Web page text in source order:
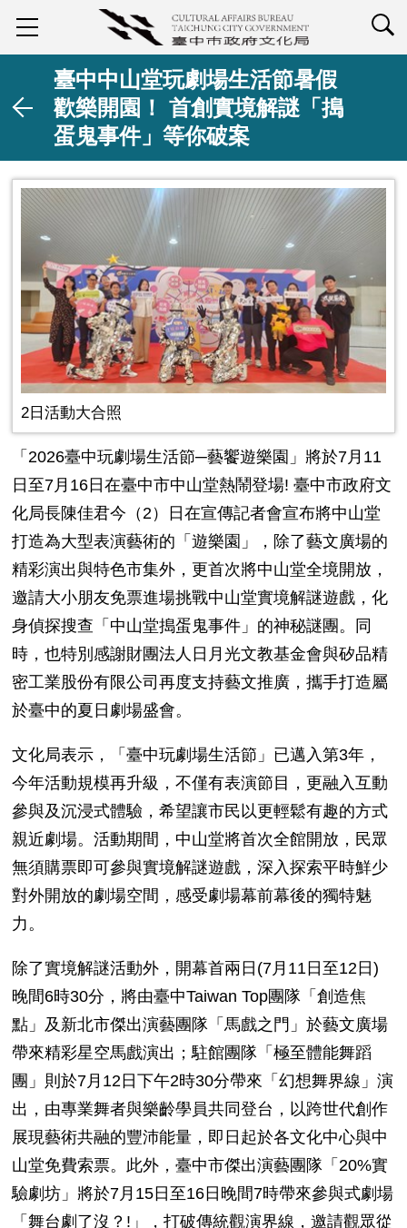
臺中中山堂玩劇場生活節暑假
歡樂開園！ 首創實境解謎「搗
蛋鬼事件」等你破案
2日活動大合照
「2026臺中玩劇場生活節─藝饗遊樂園」將於7月 11
日至7月 16日在臺中市中山堂熱鬧登場!臺中市政府文
化局長陳佳君今（2）日在宣傳記者會宣布將中山堂
打造為大型表演藝術的「遊樂園」，除了藝文廣場的
精彩演出與特色市集外，更首次將中山堂全境開放，
邀請大小朋友免票進場挑戰中山堂實境解謎遊戲，化
身偵探搜查「中山堂搗蛋鬼事件」的神秘謎團。同
時，也特別感謝財團法人日月光文教基金會與矽品精
密工業股份有限公司再度支持藝文推廣，攜手打造屬
於臺中的夏日劇場盛會。
文化局表示，「臺中玩劇場生活節」已邁入第3年，
今年活動規模再升級，不僅有表演節目，更融入互動
參與及沉浸式體驗，希望讓市民以更輕鬆有趣的方式
親近劇場。活動期間，中山堂將首次全館開放，民眾
無須購票即可參與實境解謎遊戲，深入探索平時鮮少
對外開放的劇場空間，感受劇場幕前幕後的獨特魅
力。
除了實境解謎活動外，開幕首兩日(7月 11日至12日)
晚間6時30分，將由臺中Taiwan Top團隊「創造焦
點」及新北市傑出演藝團隊「馬戲之門」於藝文廣場
帶來精彩星空馬戲演出；駐館團隊「極至體能舞蹈
團」則於7月 12日下午2時30分帶來「幻想舞界線」演
出，由專業舞者與樂齡學員共同登台，以跨世代創作
展現藝術共融的豐沛能量，即日起於各文化中心與中
山堂免費索票。此外，臺中市傑出演藝團隊「20%實
驗劇坊」將於7月 15日至16日晚間7時帶來參與式劇場
「舞台劇了沒？ ! 」，打破傳統觀演界線，邀請觀眾從